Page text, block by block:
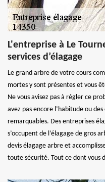
L'entreprise à Le
services d’élagage
Le grand arbre de votre cours
mortes y sont présentes et vous
Ne vous avisez pas à régler ce
avez pas encore l’habitude ou
remarquables. Des entreprises
s’occupent de l’élagage de gros
devis élagage arbre et
toute sécurité. Tout ce dont vous